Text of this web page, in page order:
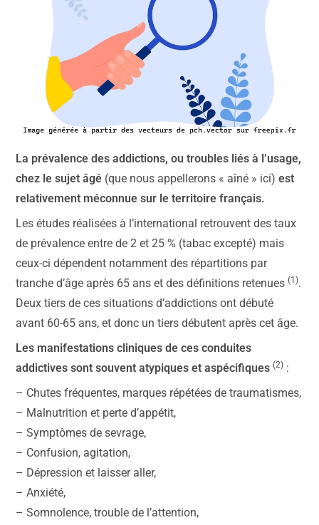
La prévalence des addictions, ou troubles liés à l’usage,
chez le sujet âgé (que nous appellerons « aîné » ici)est
relativement méconnue sur le territoire français.
Les études réalisées à l’international retrouvent des taux
de prévalence entre de 2 et 25 % (tabac excepté) mais
ceux-ci dépendent notamment des répartitions par
tranche d’âge après 65 ans et des définitions retenues(1).
Deux tiers de ces situations d’addictions ont débuté
avant 60-65 ans, et donc un tiers débutent après cet âge.
Les manifestations cliniques de ces conduites
addictives sont souvent atypiques et aspécifiques(2) :
– Chutes fréquentes, marques répétées de traumatismes,
– Malnutrition et perte d’appétit,
– Symptômes de sevrage,
– Confusion, agitation,
– Dépression et laisser aller,
– Anxiété,
– Somnolence, trouble de l’attention,